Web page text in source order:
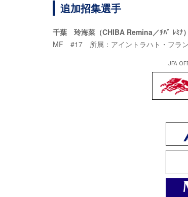
追加招集選手
千葉 玲海菜（CHIBA Remina／ﾁﾊﾞ ﾚﾐﾅ）
MF #17 所属：アイントラハト・フラン
JFA